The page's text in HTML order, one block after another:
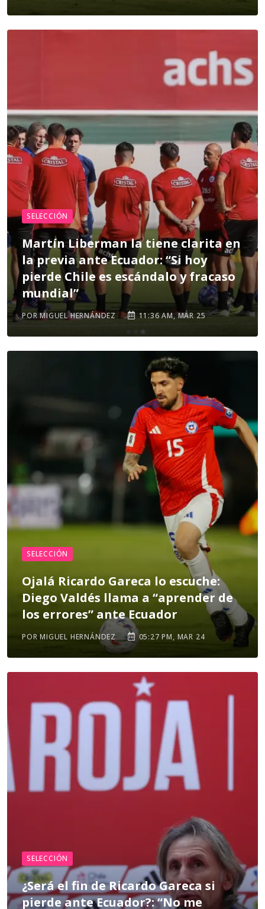
SELECCIÓN
Martín Liberman la tiene clarita en
la previa ante Ecuador: “Si hoy
pierde Chile es escándalo y fracaso
mundial”
POR MIGUEL HERNÁNDEZ 11:36 AM, MAR 25
SELECCIÓN
Ojalá Ricardo Gareca lo escuche:
Diego Valdés llama a “aprender de
los errores” ante Ecuador
POR MIGUEL HERNÁNDEZ 05:27 PM, MAR 24
SELECCIÓN
¿Será el fin de Ricardo Gareca si
pierde ante Ecuador?: “No me